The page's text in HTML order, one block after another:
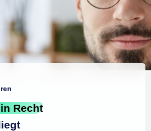
Recht